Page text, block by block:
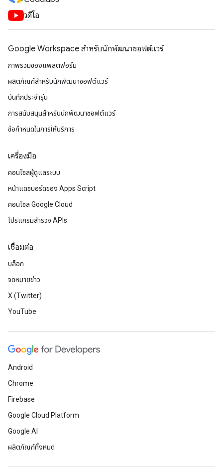
วิดีโอ
Google Workspace สําหรับนักพัฒนาซอฟต์แวร์
ภาพรวมของแพลตฟอร์ม
ผลิตภัณฑ์สําหรับนักพัฒนาซอฟต์แวร์
บันทึกประจำรุ่น
การสนับสนุนสำหรับนักพัฒนาซอฟต์แวร์
ข้อกำหนดในการให้บริการ
เครื่องมือ
คอนโซลผู้ดูแลระบบ
หน้าแดชบอร์ดของ Apps Script
คอนโซล Google Cloud
โปรแกรมสำรวจ APIs
เชื่อมต่อ
บล็อก
จดหมายข่าว
X (Twitter)
YouTube
Android
Chrome
Firebase
Google Cloud Platform
Google AI
ผลิตภัณฑ์ทั้งหมด